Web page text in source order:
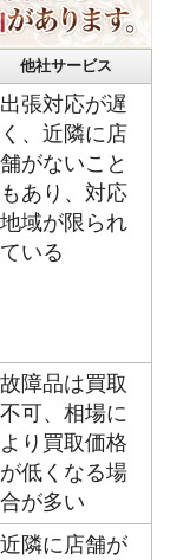
他社サービス
出張対応が遅
く、近隣に店
舗がないこと
もあり、対応
地域が限られ
ている
故障品は買取
不可、相場に
より買取価格
が低くなる場
合が多い
近隣に店舗が